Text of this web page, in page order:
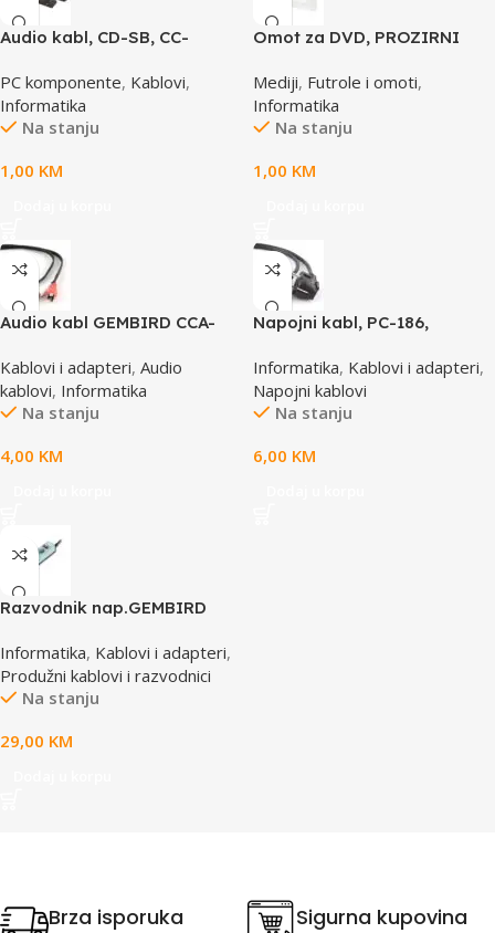
Audio kabl, CD-SB, CC-
PC komponente, Kablovi,
Informatika
Na stanju
1,00 KM
Omot za DVD, PROZIRNI
Mediji, Futrole i omoti,
Informatika
Na stanju
1,00 KM
Audio kabl GEMBIRD CCA-
phono, 1,5m
Kablovi i adapteri, Audio
kablovi, Informatika
Na stanju
4,00 KM
Napojni kabl, PC-186,
Informatika, Kablovi i adapteri,
Napojni kablovi
Na stanju
6,00 KM
Razvodnik nap.GEMBIRD
prekidac, 4,5m, osigurač,
prenaponska zaštita
Informatika, Kablovi i adapteri,
Produžni kablovi i razvodnici
Na stanju
29,00 KM
Brza isporuka Sigurna kupovina